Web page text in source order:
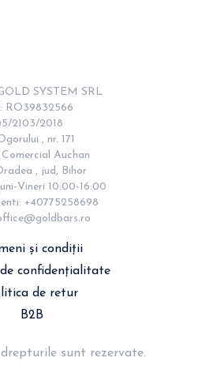
SYSTEM SRL
RO39832566
2103/2018
, nr. 171
Auchan
, jud, Bihor
Vineri 10:00-16:00
+40775258698
și condiții
confidențialitate
de retur
B2B
sunt rezervate.